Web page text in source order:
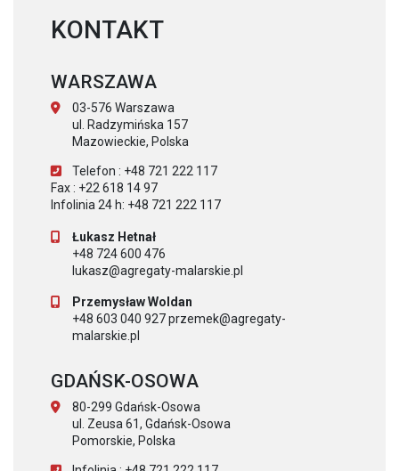
KONTAKT
WARSZAWA
03-576 Warszawa
ul. Radzymińska 157
Mazowieckie, Polska
Telefon : +48 721 222 117
Fax : +22 618 14 97
Infolinia 24 h: +48 721 222 117
Łukasz Hetnał
+48 724 600 476
lukasz@agregaty-malarskie.pl
Przemysław Woldan
+48 603 040 927 przemek@agregaty-
malarskie.pl
GDAŃSK-OSOWA
80-299 Gdańsk-Osowa
ul. Zeusa 61, Gdańsk-Osowa
Pomorskie, Polska